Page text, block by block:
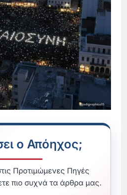
ο Απόηχος;
Προτιμώμενες Πηγές
πιο συχνά τα άρθρα μας.